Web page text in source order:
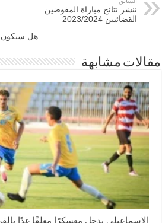
ننشر نتائج مباراة المفوضين
القضائيين 2023/2024
هل سيكون
مقالات مشابهة
الإسماعیلی یدخل معسكرًا مغلقًا غدًا